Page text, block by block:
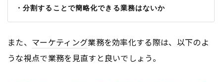
・分割することで簡略化できる業務はないか
また、 マーケティング業務を効率化する際は、以下のよ
うな視点で業務を見直すと良いでしょう。